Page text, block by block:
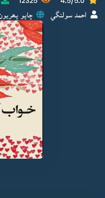
احمد سولنگي ڇاپو پھريون